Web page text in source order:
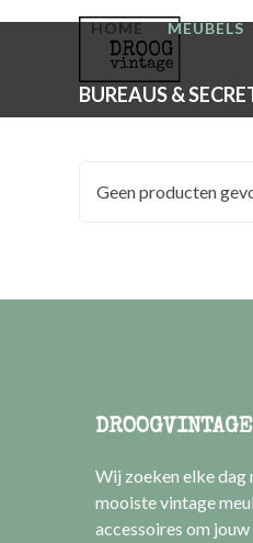
HOME MEUBELS
BUREAUS &
Geen producten
DROOGVINTAGE
Wij zoeken elke dag
mooiste vintage
accessoires om